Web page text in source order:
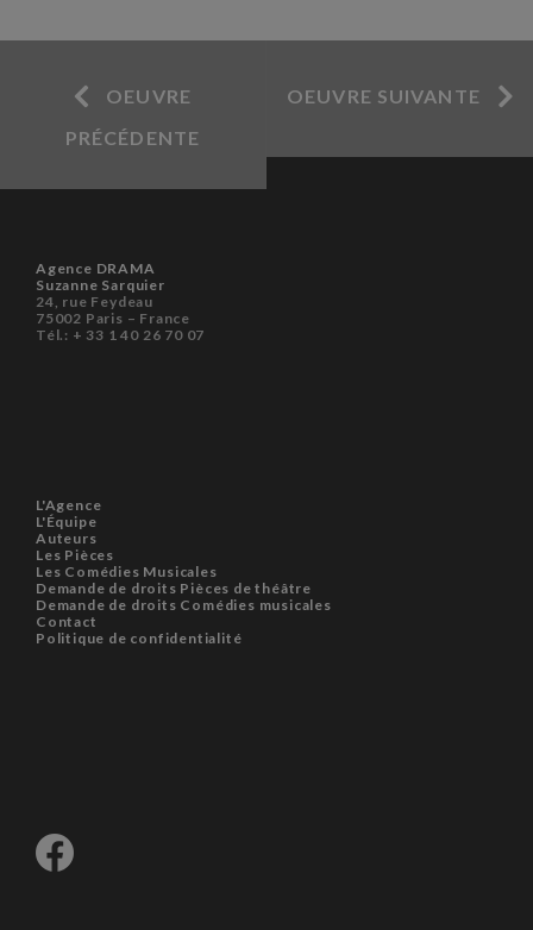
OEUVRE
PRÉCÉDENTE
OEUVRE SUIVANTE
Agence DRAMA
Suzanne Sarquier
24, rue Feydeau
75002 Paris – France
Tél.: + 33 1 40 26 70 07
L'Agence
L'Équipe
Auteurs
Les Pièces
Les Comédies Musicales
Demande de droits Pièces de théâtre
Demande de droits Comédies musicales
Contact
Politique de confidentialité